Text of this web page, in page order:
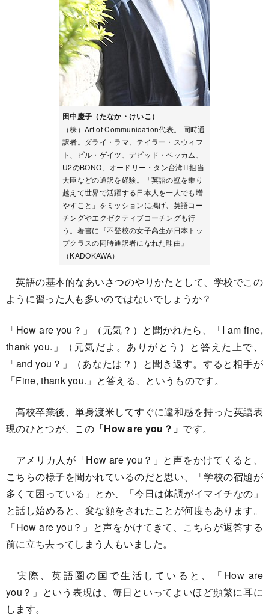
田中慶子（たなか・けいこ）
（株）Art of Communication代表。 同時通
訳者。ダライ・ラマ、テイラー・スウィフ
ト、ビル・ゲイツ、デビッド・ベッカム、
U2のBONO、オードリー・タン台湾IT担当
大臣などの通訳を経験。「英語の壁を乗り
越えて世界で活躍する日本人を一人でも増
やすこと」をミッションに掲げ、英語コー
チングやエクゼクティブコーチングも行
う。著書に『不登校の女子高生が日本トッ
プクラスの同時通訳者になれた理由』
（KADOKAWA）
英語の基本的なあいさつのやりかたとして、学校でこの
ように習った人も多いのではないでしょうか？
「How are you？」（元気？）と聞かれたら、「I am fine,
thank you.」（元気だよ。ありがとう）と答えた上で、
「and you？」（あなたは？）と聞き返す。すると相手が
「Fine, thank you.」と答える、というものです。
高校卒業後、単身渡米してすぐに違和感を持った英語表
現のひとつが、この「How are you？」 です。
アメリカ人が「How are you？」と声をかけてくると、
こちらの様子を聞かれているのだと思い、「学校の宿題が
多くて困っている」とか、「今日は体調がイマイチなの」
と話し始めると、変な顔をされたことが何度もあります。
「How are you？」と声をかけてきて、こちらが返答する
前に立ち去ってしまう人もいました。
実際、英語圏の国で生活していると、「How are
you？」という表現は、毎日といってよいほど頻繁に耳に
します。